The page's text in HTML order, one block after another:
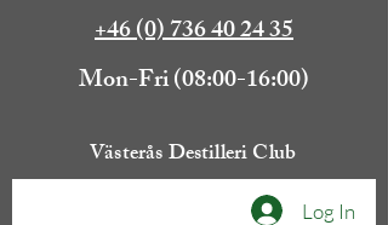
+46 (0) 736 40 24 35
Mon-Fri (08:00-16:00)
Västerås Destilleri Club
Log In